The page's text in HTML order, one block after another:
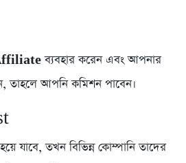
ব্যবহার করেন এবং আপনার
তাহলে আপনি কমিশন পাবেন।
যাবে, তখন বিভিন্ন কোম্পানি তাদের